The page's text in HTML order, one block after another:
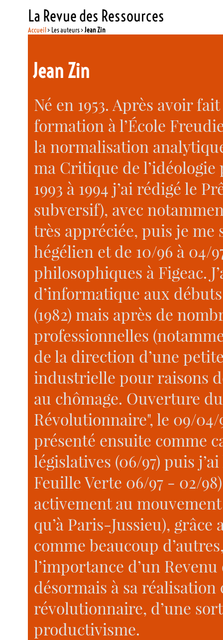
La Revue des Ressources
Accueil> Les auteurs >Jean Zin
Jean Zin
Né en 1953. Après avoir
formation à l’École
la normalisation
ma Critique de l’idéologie
1993 à 1994 j’ai rédigé le
subversif), avec
très appréciée, puis je me
hégélien et de 10/96 à 04/
philosophiques à Figeac.
d’informatique aux
(1982) mais après de
professionnelles
de la direction d’une
industrielle pour raisons
au chômage. Ouverture
Révolutionnaire", le 09/04/
présenté ensuite comme
législatives (06/97) puis
Feuille Verte 06/97 - 02/
activement au
qu’à Paris-Jussieu),
comme beaucoup
l’importance d’un
désormais à sa réalisation
révolutionnaire, d’une
productivisme.